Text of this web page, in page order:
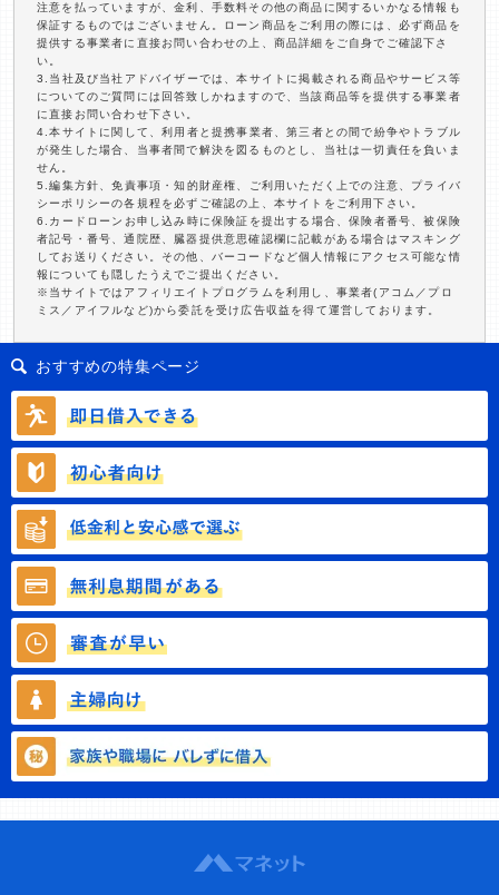
注意を払っていますが、金利、手数料その他の商品に関するいかなる情報も
保証するものではございません。ローン商品をご利用の際には、必ず商品を
提供する事業者に直接お問い合わせの上、商品詳細をご自身でご確認下さ
い。
3.当社及び当社アドバイザーでは、本サイトに掲載される商品やサービス等
についてのご質問には回答致しかねますので、当該商品等を提供する事業者
に直接お問い合わせ下さい。
4.本サイトに関して、利用者と提携事業者、第三者との間で紛争やトラブル
が発生した場合、当事者間で解決を図るものとし、当社は一切責任を負いま
せん。
5.編集方針、免責事項・知的財産権、ご利用いただく上での注意、プライバ
シーポリシーの各規程を必ずご確認の上、本サイトをご利用下さい。
6.カードローンお申し込み時に保険証を提出する場合、保険者番号、被保険
者記号・番号、通院歴、臓器提供意思確認欄に記載がある場合はマスキング
してお送りください。その他、バーコードなど個人情報にアクセス可能な情
報についても隠したうえでご提出ください。
※当サイトではアフィリエイトプログラムを利用し、事業者(アコム／プロ
ミス／アイフルなど)から委託を受け広告収益を得て運営しております。
おすすめの特集ページ